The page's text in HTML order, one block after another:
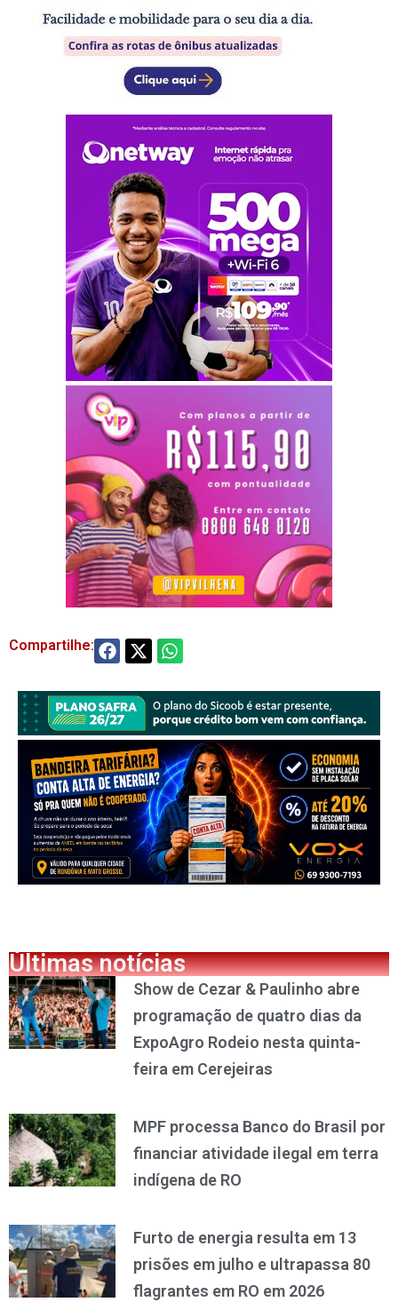
Compartilhe:
Últimas notícias
Show de Cezar & Paulinho abre
programação de quatro dias da
ExpoAgro Rodeio nesta quinta-
feira em Cerejeiras
MPF processa Banco do Brasil por
financiar atividade ilegal em terra
indígena de RO
Furto de energia resulta em 13
prisões em julho e ultrapassa 80
flagrantes em RO em 2026